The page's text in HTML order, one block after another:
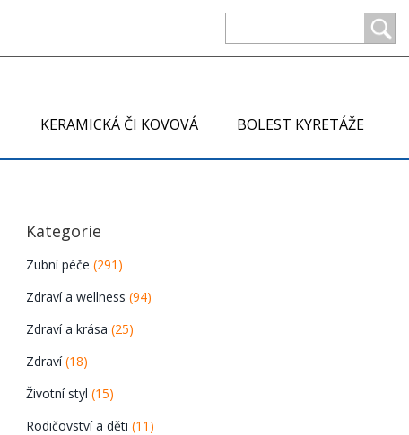
KERAMICKÁ ČI KOVOVÁ BOLEST KYRETÁŽE
Kategorie
Zubní péče(291)
Zdraví a wellness(94)
Zdraví a krása(25)
Zdraví(18)
Životní styl(15)
Rodičovství a děti(11)